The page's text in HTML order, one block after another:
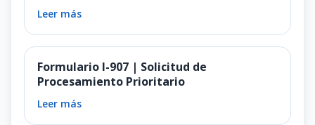
Leer más
Formulario I-907 | Solicitud de
Procesamiento Prioritario
Leer más